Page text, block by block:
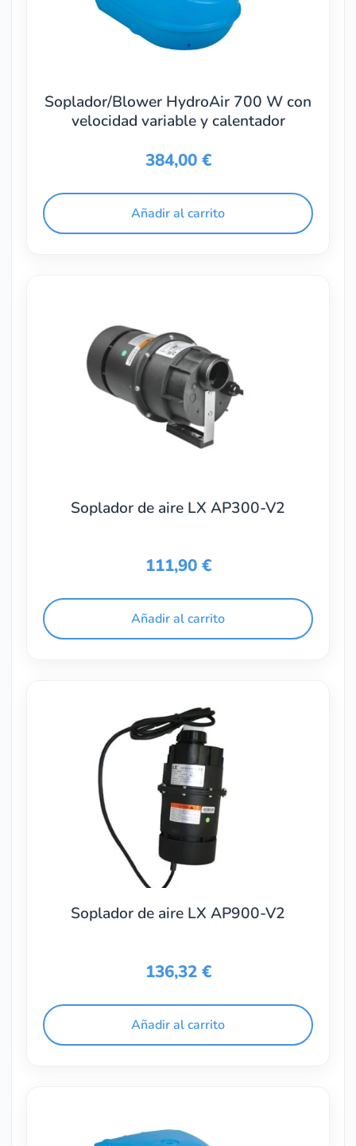
Soplador/Blower HydroAir 700 W con
velocidad variable y calentador
384,00 €
Añadir al carrito
Soplador de aire LX AP300-V2
111,90 €
Añadir al carrito
Soplador de aire LX AP900-V2
136,32 €
Añadir al carrito